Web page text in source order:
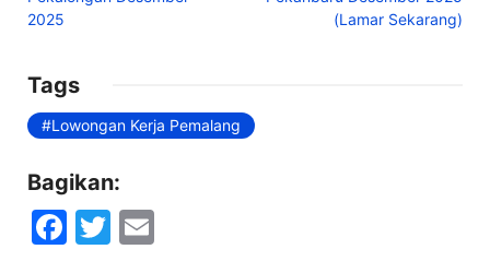
2025
(Lamar Sekarang)
Tags
Lowongan Kerja Pemalang
Bagikan:
F
T